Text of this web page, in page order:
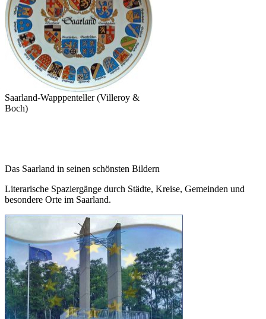
Saarland-Wapppenteller (Villeroy &
Boch)
Das Saarland in seinen schönsten Bildern
Literarische Spaziergänge durch Städte, Kreise, Gemeinden und
besondere Orte im Saarland.